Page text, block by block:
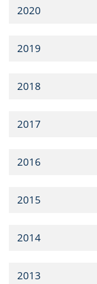
2020
2019
2018
2017
2016
2015
2014
2013